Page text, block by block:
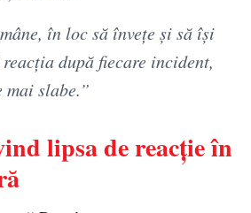
în loc să învețe și să își
după fiecare incident,
mai slabe.”
lipsa de reacție în